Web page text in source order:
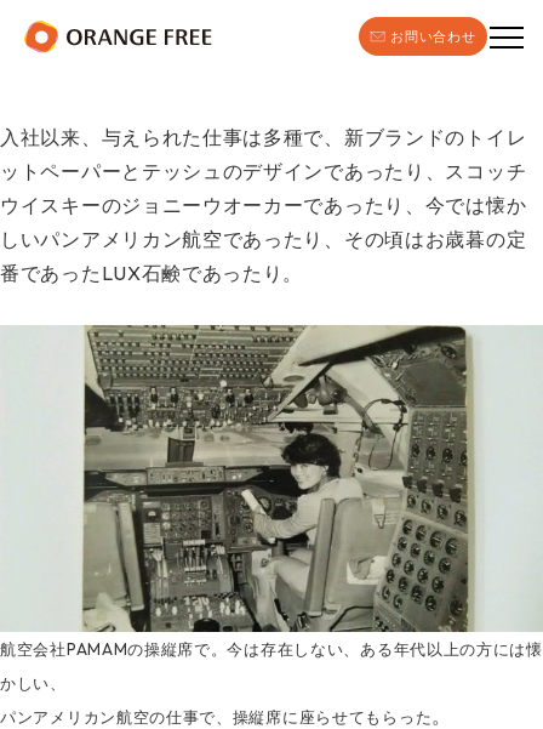
お問い合わせ
入社以来、与えられた仕事は多種で、新ブランドのトイレ
ットペーパーとテッシュのデザインであったり、スコッチ
ウイスキーのジョニーウオーカーであったり、今では懐か
しいパンアメリカン航空であったり、その頃はお歳暮の定
番であったLUX石鹸であったり。
航空会社PAMAMの操縦席で。今は存在しない、ある年代以上の方には懐
かしい、
パンアメリカン航空の仕事で、操縦席に座らせてもらった。